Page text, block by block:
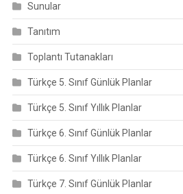
Sunular
Tanıtım
Toplantı Tutanakları
Türkçe 5. Sınıf Günlük Planlar
Türkçe 5. Sınıf Yıllık Planlar
Türkçe 6. Sınıf Günlük Planlar
Türkçe 6. Sınıf Yıllık Planlar
Türkçe 7. Sınıf Günlük Planlar